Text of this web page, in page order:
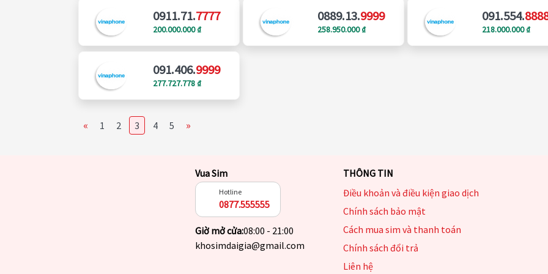
0911.71.7777
200.000.000 ₫
0889.13.9999
258.950.000 ₫
091.554.
218.000.000 ₫
091.406.9999
277.727.778 ₫
« 1 2 3 4 5 »
Vua Sim
Hotline
0877.555555
Giờ mở cửa:08:00 - 21:00
khosimdaigia@gmail.com
THÔNG TIN
Điều khoản và điều kiện giao dịch
Chính sách bảo mật
Cách mua sim và thanh toán
Chính sách đổi trả
Liên hệ